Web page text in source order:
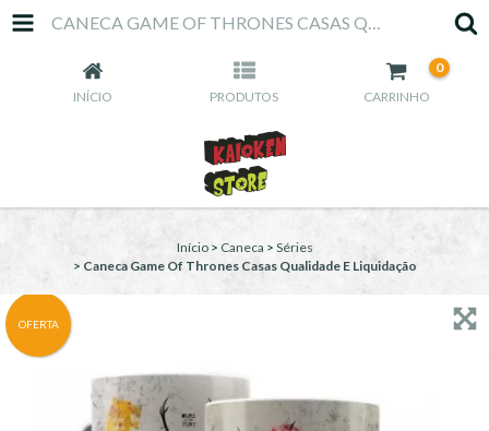
CANECA GAME OF THRONES CASAS QUALIDADE E LIQUIDAÇÃO
INÍCIO PRODUTOS CARRINHO
0
Início > Caneca > Séries
> Caneca Game Of Thrones Casas Qualidade E Liquidação
OFERTA